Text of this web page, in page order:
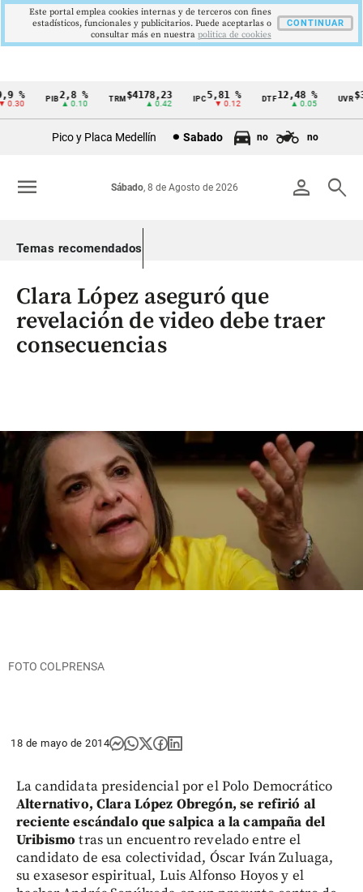
Cintillo
Colombia
% PIB2,8 %
▲ 0.10
TRM$4178,23
▲ 0.42
5,81 %
▼ 0.12
DTF12,48 %
▲ 0.05
UVR
Pico y Placa Medellín Sabado no no
person search
Sábado, 8 de Agosto de 2026
menu
Temas recomendados
Clara López aseguró que
revelación de video debe traer
consecuencias
FOTO COLPRENSA
18 de mayo de 2014
La candidata presidencial por el Polo Democrático
Alternativo, Clara López Obregón, se refirió al
reciente escándalo que salpica a la campaña del
Uribismo tras un encuentro revelado entre el
candidato de esa colectividad, Óscar Iván Zuluaga,
su exasesor espiritual, Luis Alfonso Hoyos y el
Este portal emplea cookies internas y de terceros con fines
estadísticos, funcionales y publicitarios. Puede aceptarlas o
consultar más en nuestra politica de cookies
CONTINUAR